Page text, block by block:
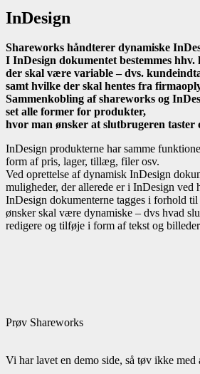
InDesign
Shareworks håndterer dynamiske
I InDesign dokumentet bestemmes
der skal være variable – dvs.
samt hvilke der skal hentes fra
Sammenkobling af shareworks og
set alle former for produkter,
hvor man ønsker at slutbrugeren taster
InDesign produkterne har samme
form af pris, lager, tillæg, filer osv.
Ved oprettelse af dynamisk InDesign
muligheder, der allerede er i InDesign ved
InDesign dokumenterne tagges i forhold
ønsker skal være dynamiske – dvs hvad
redigere og tilføje i form af tekst og
Prøv Shareworks
Vi har lavet en demo side, så tøv ikke med